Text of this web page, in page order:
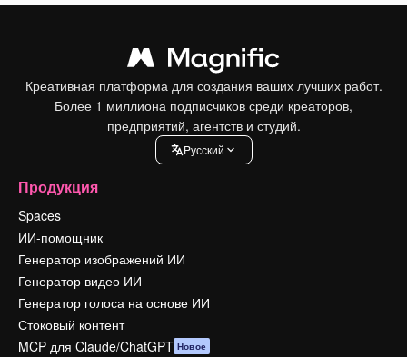
Креативная платформа для создания ваших лучших работ.
Более 1 миллиона подписчиков среди креаторов,
предприятий, агентств и студий.
Pусский
Продукция
Spaces
ИИ-помощник
Генератор изображений ИИ
Генератор видео ИИ
Генератор голоса на основе ИИ
Стоковый контент
MCP для Claude/ChatGPT Новое